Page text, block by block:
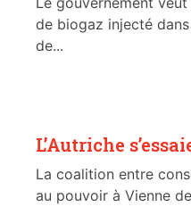
de biogaz injecté
de...
L’Autriche
La coalition entre
au pouvoir à Vienne